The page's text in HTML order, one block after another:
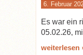
6. Februar
Es war ein
05.02.26,
weiterlesen